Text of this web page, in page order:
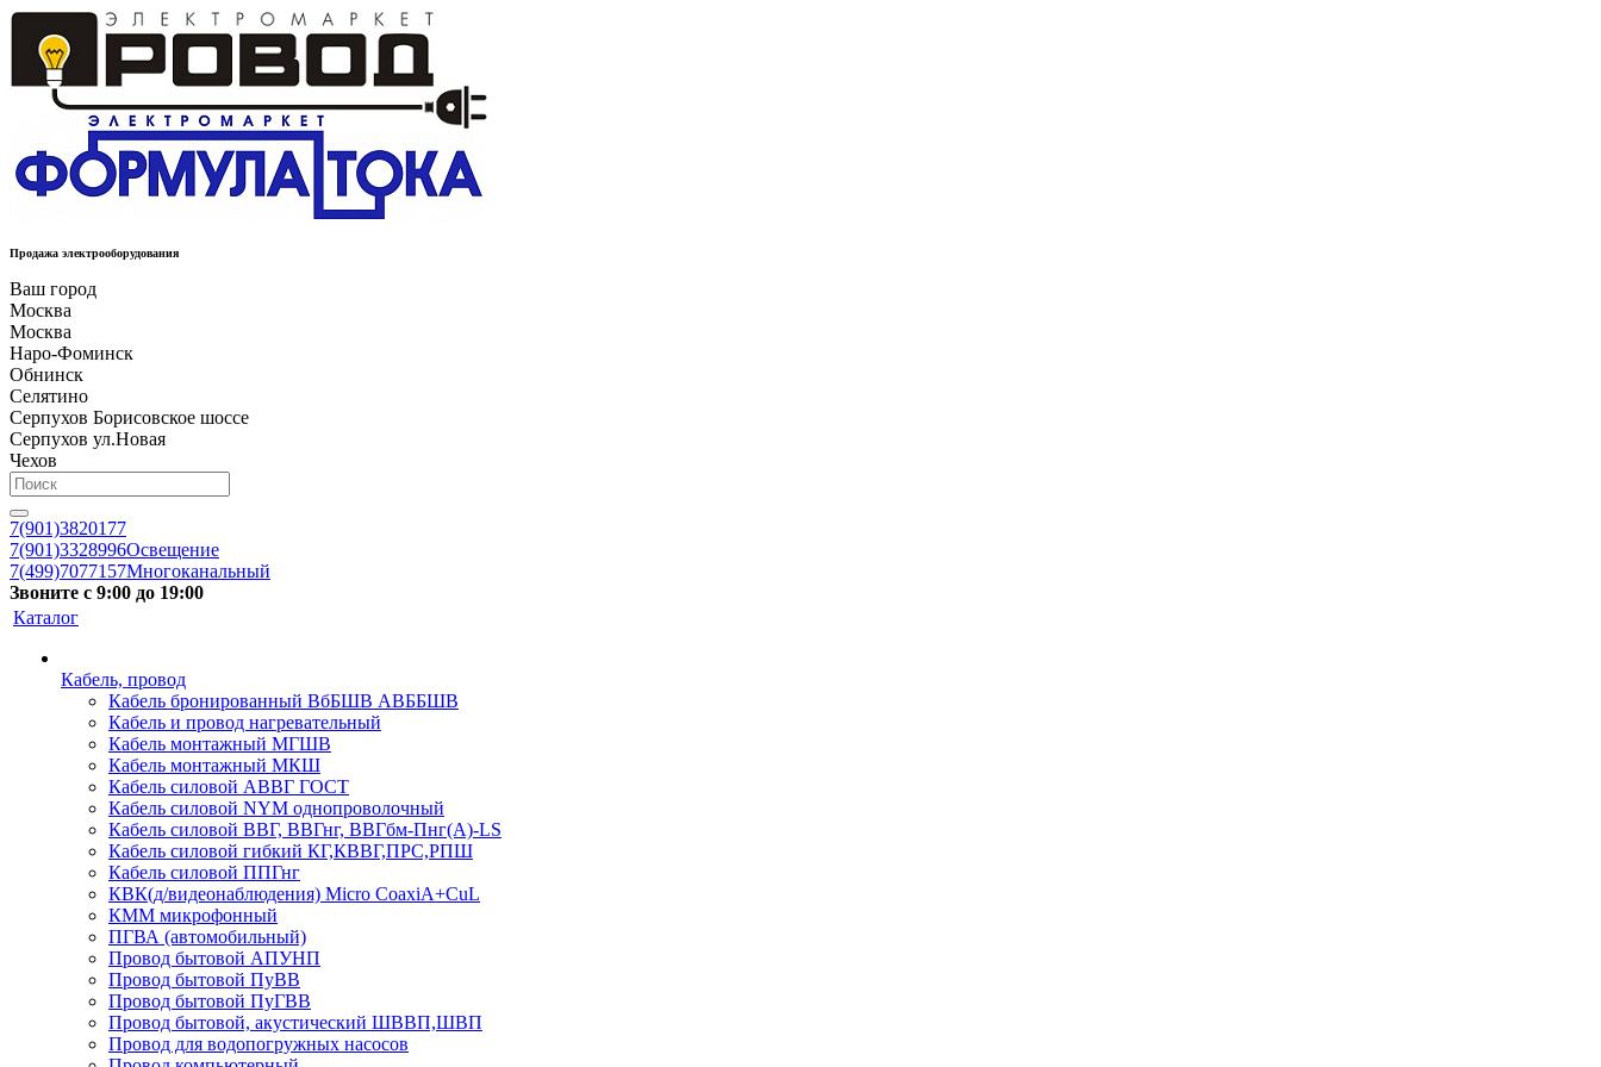
Продажа электрооборудования
Ваш город
Москва
Москва
Наро-Фоминск
Обнинск
Селятино
Серпухов Борисовское шоссе
Серпухов ул.Новая
Чехов
7(901)3820177
7(901)3328996Освещение
7(499)7077157Многоканальный
Звоните с 9:00 до 19:00
Каталог
Кабель, провод
Кабель бронированный ВбБШВ АВББШВ
Кабель и провод нагревательный
Кабель монтажный МГШВ
Кабель монтажный МКШ
Кабель силовой АВВГ ГОСТ
Кабель силовой NYM однопроволочный
Кабель силовой ВВГ, ВВГнг, ВВГбм-Пнг(А)-LS
Кабель силовой гибкий КГ,КВВГ,ПРС,РПШ
Кабель силовой ППГнг
КВК(д/видеонаблюдения) Micro CoaxiA+CuL
КММ микрофонный
ПГВА (автомобильный)
Провод бытовой АПУНП
Провод бытовой ПуВВ
Провод бытовой ПуГВВ
Провод бытовой, акустический ШВВП,ШВП
Провод для водопогружных насосов